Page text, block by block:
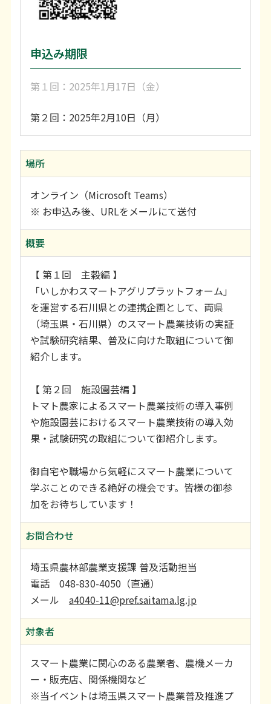
申込み期限
第１回：2025年1月17日（金）
第２回：2025年2月10日（月）
場所
オンライン（Microsoft Teams）
※ お申込み後、URLをメールにて送付
概要
【 第１回 主穀編 】
「いしかわスマートアグリプラットフォーム」
を運営する石川県との連携企画として、両県
（埼玉県・石川県）のスマート農業技術の実証
や試験研究結果、普及に向けた取組について御
紹介します。
【 第２回 施設園芸編 】
トマト農家によるスマート農業技術の導入事例
や施設園芸におけるスマート農業技術の導入効
果・試験研究の取組について御紹介します。
御自宅や職場から気軽にスマート農業について
学ぶことのできる絶好の機会です。皆様の御参
加をお待ちしています！
お問合わせ
埼玉県農林部農業支援課 普及活動担当
電話 048-830-4050（直通）
メール a4040-11@pref.saitama.lg.jp
対象者
スマート農業に関心のある農業者、農機メーカ
ー・販売店、関係機関など
※当イベントは埼玉県スマート農業普及推進プ